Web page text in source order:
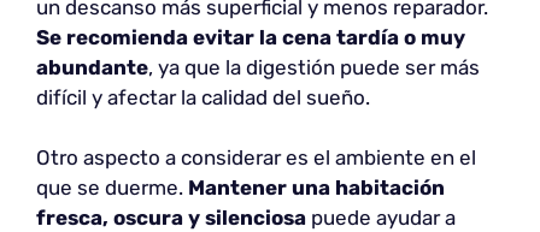
un descanso más superficial y menos reparador.
Se recomienda evitar la cena tardía o muy
abundante, ya que la digestión puede ser más
difícil y afectar la calidad del sueño.
Otro aspecto a considerar es el ambiente en el
que se duerme. Mantener una habitación
fresca, oscura y silenciosa puede ayudar a